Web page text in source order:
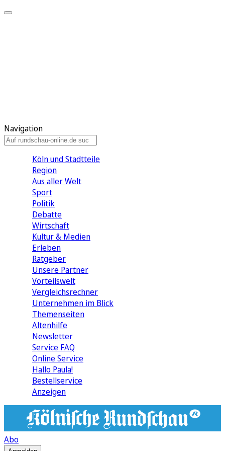
Navigation
Köln und Stadtteile
Region
Aus aller Welt
Sport
Politik
Debatte
Wirtschaft
Kultur & Medien
Erleben
Ratgeber
Unsere Partner
Vorteilswelt
Vergleichsrechner
Unternehmen im Blick
Themenseiten
Altenhilfe
Newsletter
Service FAQ
Online Service
Hallo Paula!
Bestellservice
Anzeigen
Abo